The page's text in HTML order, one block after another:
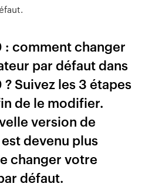
: comment changer
par défaut dans
Suivez les 3 étapes
de le modifier.
version de
devenu plus
changer votre
défaut.